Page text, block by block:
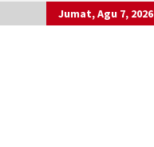
Jumat, Agu 7, 2026